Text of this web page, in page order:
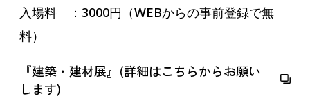
入場料 ：3000円（WEBからの事前登録で無
料）
『建築・建材展』(詳細はこちらからお願い
します)